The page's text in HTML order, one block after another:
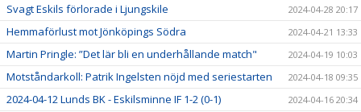
Svagt Eskils förlorade i Ljungskile 2024-04-28 20:17
Hemmaförlust mot Jönköpings Södra 2024-04-21 13:33
Martin Pringle: ”Det lär bli en underhållande match" 2024-04-19 10:03
Motståndarkoll: Patrik Ingelsten nöjd med seriestarten 2024-04-18 09:35
2024-04-12 Lunds BK - Eskilsminne IF 1-2 (0-1) 2024-04-16 20:34